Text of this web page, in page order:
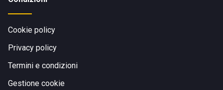
Cookie policy
Privacy policy
Termini e condizioni
Gestione cookie